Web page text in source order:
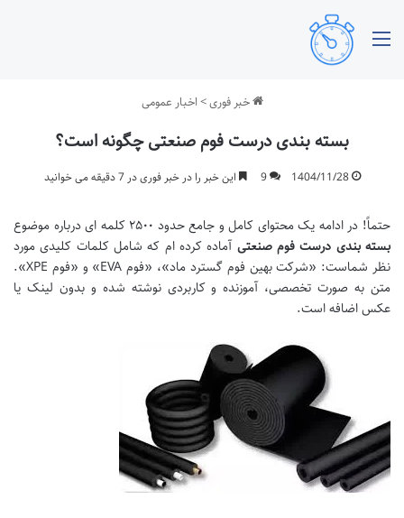
خبر فوری> اخبار عمومی
بسته بندی درست فوم صنعتی چگونه است؟
1404/11/28
9 این خبر را در خبر فوری در 7 دقیقه می خوانید
حتماً! در ادامه یک محتوای کامل و جامع حدود ۲۵۰۰ کلمه ای درباره موضوع
بسته بندی درست فوم صنعتی آماده کرده ام که شامل کلمات کلیدی مورد
نظر شماست: «شرکت بهین فوم گسترد ماد»، «فوم EVA» و «فوم XPE».
متن به صورت تخصصی، آموزنده و کاربردی نوشته شده و بدون لینک یا
عکس اضافه است.